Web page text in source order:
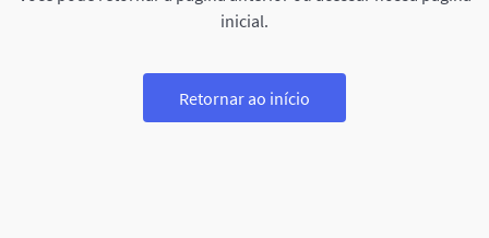
inicial.
Retornar ao início